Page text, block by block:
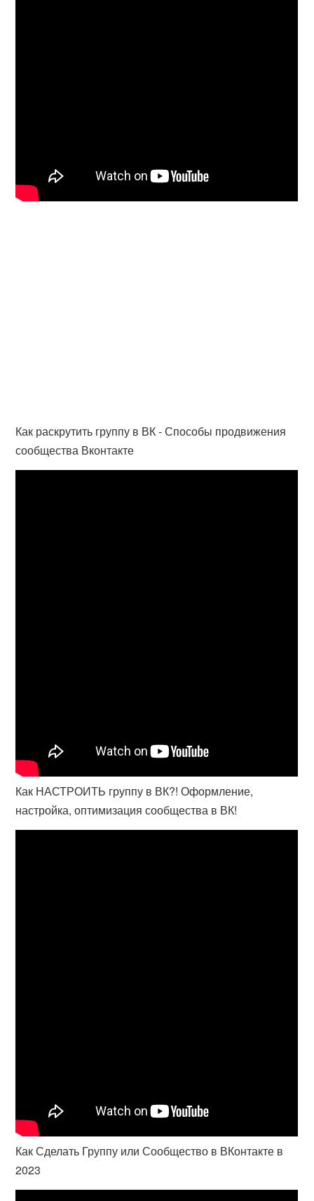
Как раскрутить группу в ВК - Способы продвижения
сообщества Вконтакте
Как НАСТРОИТЬ группу в ВК?! Оформление,
настройка, оптимизация сообщества в ВК!
Как Сделать Группу или Сообщество в ВКонтакте в
2023